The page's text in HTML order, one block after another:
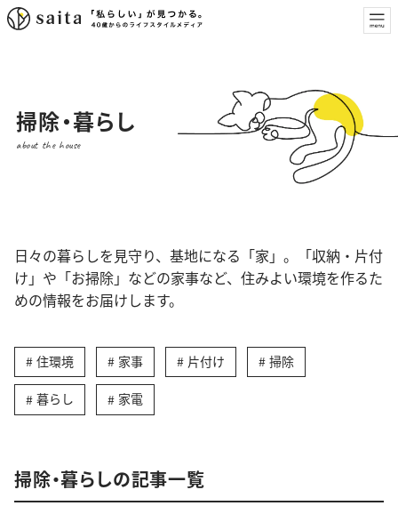
掃除・暮らし
about the house
日々の暮らしを見守り、基地になる「家」。「収納・片付
け」や「お掃除」などの家事など、住みよい環境を作るた
めの情報をお届けします。
住環境 家事 片付け 掃除
暮らし 家電
掃除・暮らしの記事一覧